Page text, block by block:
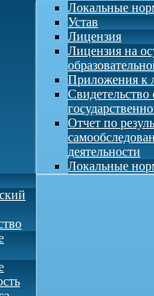
Локальные
Устав
Лицензия
Лицензия на
Приложения к
Свидетельство
Отчет по
деятельности
Локальные